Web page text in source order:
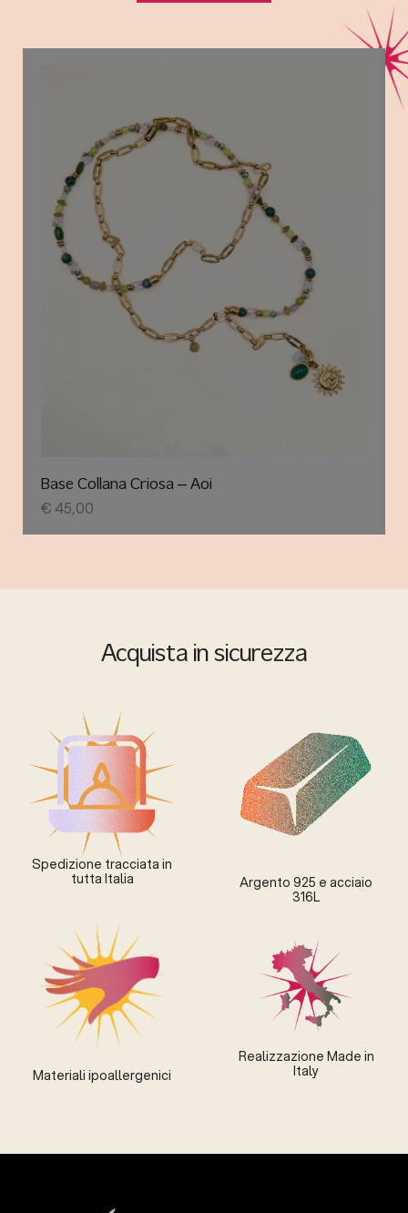
Base Collana Criosa – Aoi
€ 45,00
Acquista in sicurezza
Spedizione tracciata in
tutta Italia
Argento 925 e acciaio
316L
Materiali ipoallergenici
Realizzazione Made in
Italy